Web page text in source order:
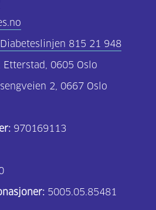
815 21 948
Etterstad, 0605 Oslo
2, 0667 Oslo
970169113
5005.05.85481